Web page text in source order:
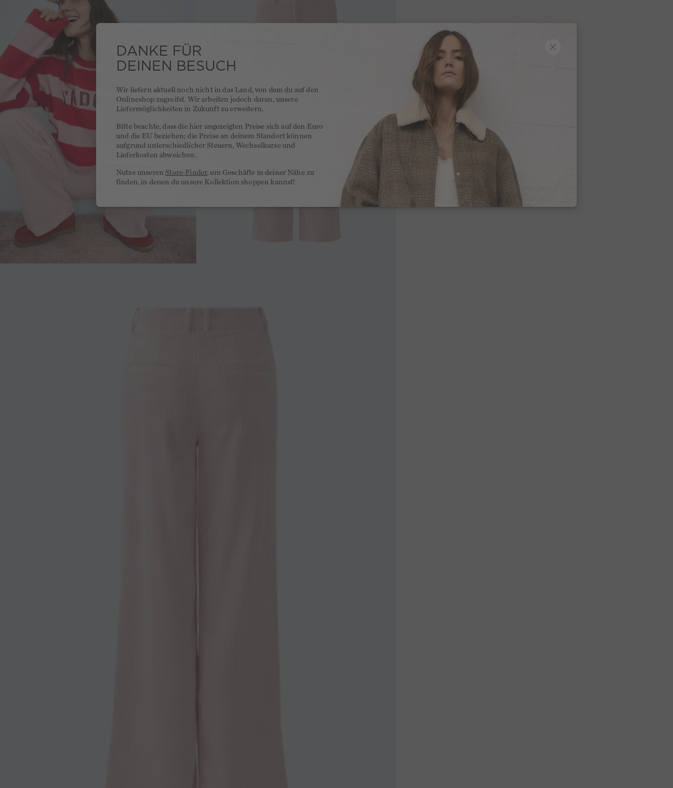
DANKE FÜR
DEINEN BESUCH
Wir liefern aktuell noch nicht in das Land, von dem du auf den
Onlineshop zugreifst. Wir arbeiten jedoch daran, unsere
Liefermöglichkeiten in Zukunft zu erweitern.
Bitte beachte, dass die hier angezeigten Preise sich auf den Euro
und die EU beziehen; die Preise an deinem Standort können
aufgrund unterschiedlicher Steuern, Wechselkurse und
Lieferkosten abweichen.
Nutze unseren Store-Finder, um Geschäfte in deiner Nähe zu
finden, in denen du unsere Kollektion shoppen kannst!